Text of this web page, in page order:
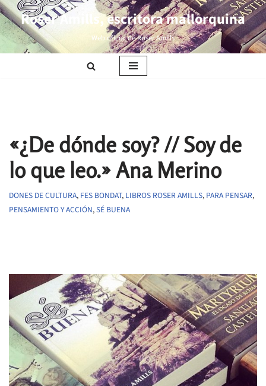
Saltar
al
Roser Amills, escritora mallorquina
Web oficial de Roser Amills
«¿De dónde soy? // Soy de
lo que leo.» Ana Merino
DONES DE CULTURA, FES BONDAT, LIBROS ROSER AMILLS, PARA PENSAR,
PENSAMIENTO Y ACCIÓN,SÉ BUENA